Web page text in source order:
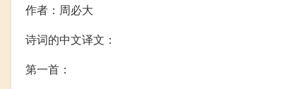
作者：周必大
诗词的中文译文：
第一首：